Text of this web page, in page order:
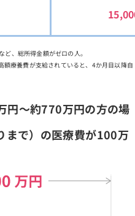
、総所得金額がゼロの人。
療養費が支給されていると、4か月目以降自
円～約770万円の方の場
まで）の医療費が100万